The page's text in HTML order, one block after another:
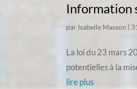
Information
par Isabelle Masson |
La loi du 23 mars
potentielles à la
lire plus